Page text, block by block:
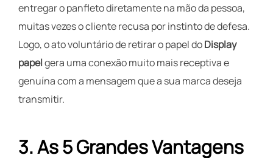
entregar o panfleto diretamente na mão da pessoa,
muitas vezes o cliente recusa por instinto de defesa.
Logo, o ato voluntário de retirar o papel doDisplay
papelgera uma conexão muito mais receptiva e
genuína com a mensagem que a sua marca deseja
transmitir.
3. As 5 Grandes Vantagens